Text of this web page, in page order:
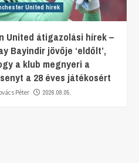
United hírek
United átigazolási hírek –
Bayindir jövője ‘eldőlt’,
a klub megnyeri a
a 28 éves játékosért
Péter 2026.08.05.